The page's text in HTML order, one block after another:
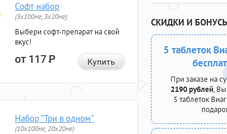
Софт набор
(3x100мг, 3x20мг)
Выбери софт-препарат на свой
вкус!
от 117Р Купить
Набор "Три в одном"
(10x100мг, 20x20мг)
СКИДКИ И
5 таблеток
При заказе на
2190 рублей, Вы
5 таблеток